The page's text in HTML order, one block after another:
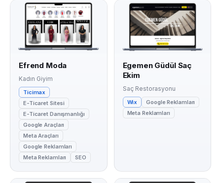
Efrend Moda
Kadın Giyim
Ticimax
E-Ticaret Sitesi
E-Ticaret Danışmanlığı
Google Araçları
Meta Araçları
Google Reklamları
Meta Reklamları
SEO
Egemen Güdül Saç
Ekim
Saç Restorasyonu
Wix
Google Reklamları
Meta Reklamları